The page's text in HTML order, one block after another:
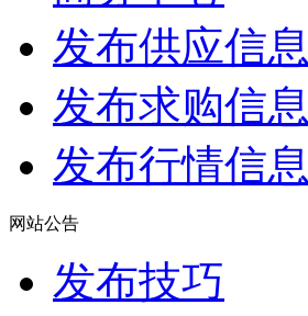
发布供应信息
发布求购信息
发布行情信息
网站公告
发布技巧